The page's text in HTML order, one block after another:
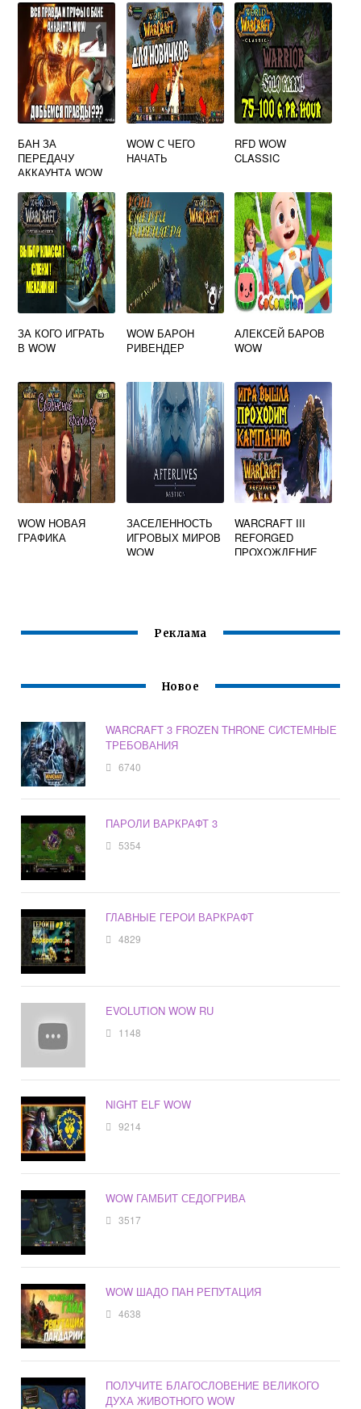
БАН ЗА
ПЕРЕДАЧУ
АККАУНТА WOW
WOW С ЧЕГО
НАЧАТЬ
RFD WOW
CLASSIC
ЗА КОГО ИГРАТЬ
В WOW
WOW БАРОН
РИВЕНДЕР
АЛЕКСЕЙ БАРОВ
WOW
WOW НОВАЯ
ГРАФИКА
ЗАСЕЛЕННОСТЬ
ИГРОВЫХ МИРОВ
WOW
WARCRAFT III
REFORGED
ПРОХОЖДЕНИЕ
Реклама
Новое
WARCRAFT 3 FROZEN THRONE СИСТЕМНЫЕ
ТРЕБОВАНИЯ
6740
ПАРОЛИ ВАРКРАФТ 3
5354
ГЛАВНЫЕ ГЕРОИ ВАРКРАФТ
4829
EVOLUTION WOW RU
1148
NIGHT ELF WOW
9214
WOW ГАМБИТ СЕДОГРИВА
3517
WOW ШАДО ПАН РЕПУТАЦИЯ
4638
ПОЛУЧИТЕ БЛАГОСЛОВЕНИЕ ВЕЛИКОГО
ДУХА ЖИВОТНОГО WOW